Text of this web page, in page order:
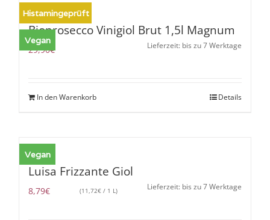
Histamingeprüft
Vegan
Bioprosecco Vinigiol Brut 1,5l Magnum
29,90€ Lieferzeit: bis zu 7 Werktage
In den Warenkorb Details
Vegan
Luisa Frizzante Giol
8,79€ (11,72€ / 1 L) Lieferzeit: bis zu 7 Werktage